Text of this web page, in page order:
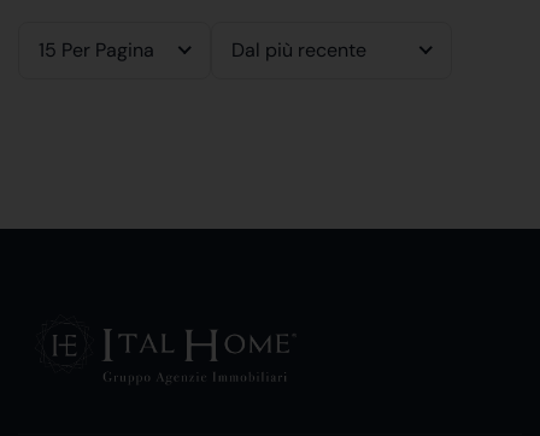
15 Per Pagina Dal più recente